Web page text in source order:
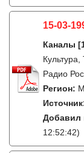
15-03-
Каналы
Радио
Регион:
Добавил
12:52:42)